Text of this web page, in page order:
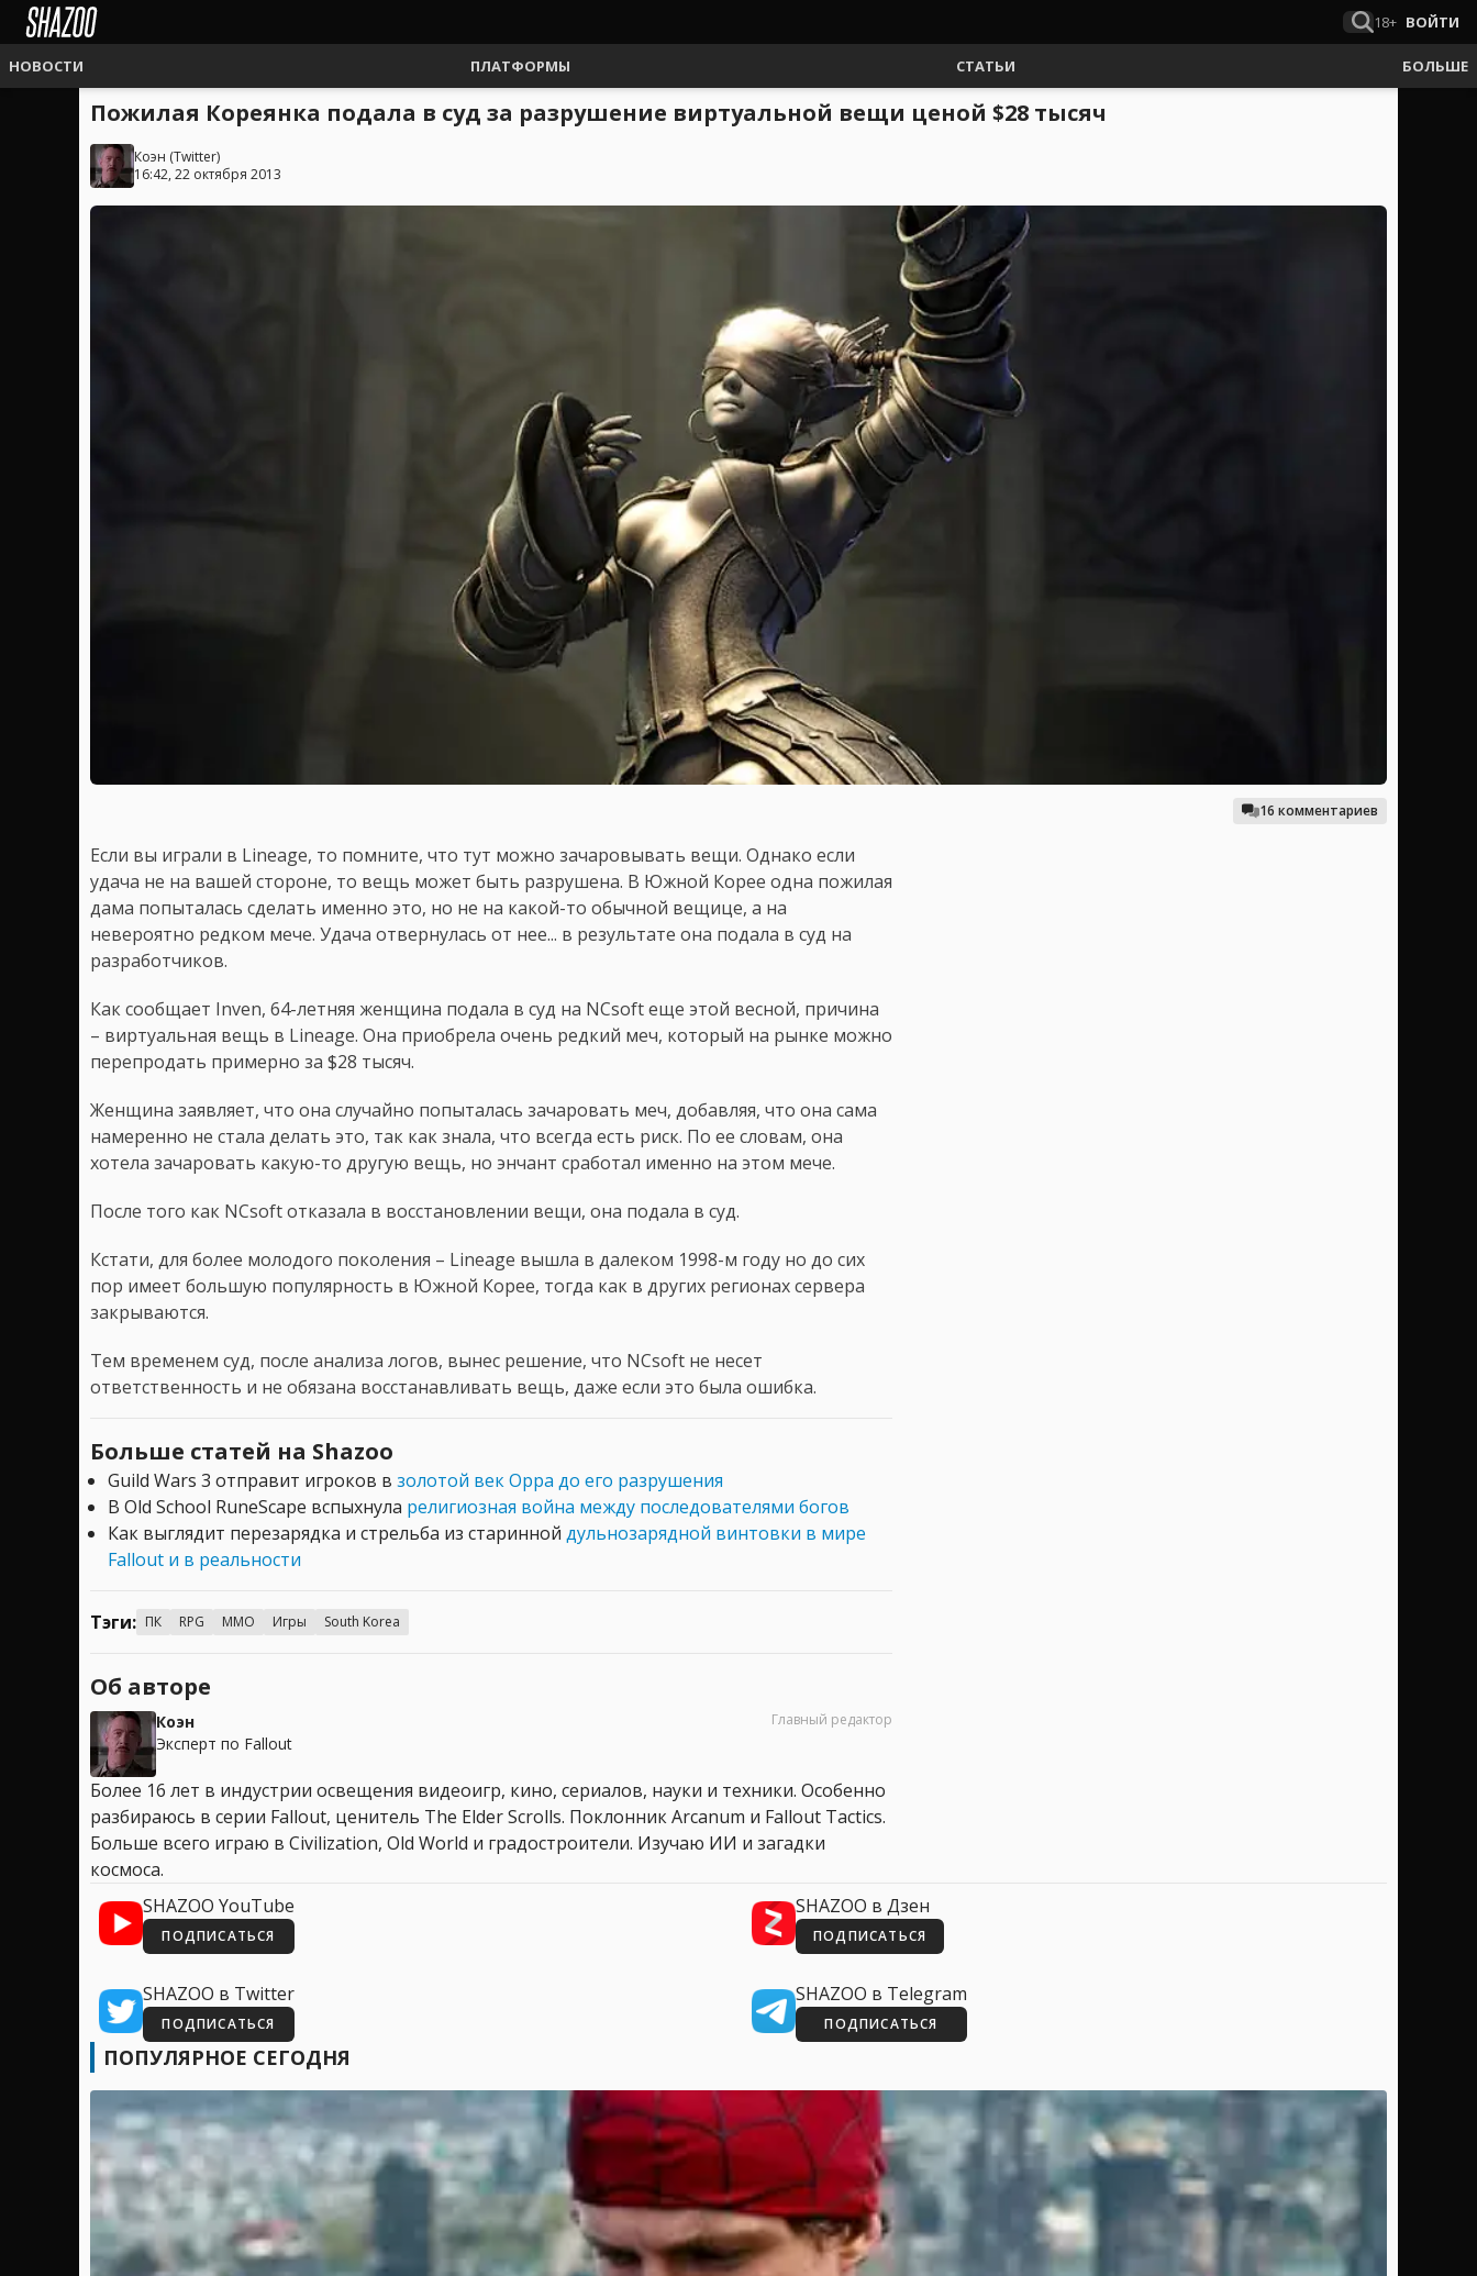
18+ ВОЙТИ
НОВОСТИ ПЛАТФОРМЫ СТАТЬИ БОЛЬШЕ
Пожилая Кореянка подала в суд за разрушение виртуальной вещи ценой $28 тысяч
Коэн (Twitter)
16:42, 22 октября 2013
16 комментариев
Если вы играли в Lineаge, то помните, что тут можно зачаровывать вещи. Однако если
удача не на вашей стороне, то вещь может быть разрушена. В Южной Корее одна пожилая
дама попыталась сделать именно это, но не на какой-то обычной вещице, а на
невероятно редком мече. Удача отвернулась от нее... в результате она подала в суд на
разработчиков.
Как сообщает Inven, 64-летняя женщина подала в суд на NCsoft еще этой весной, причина
– виртуальная вещь в Lineage. Она приобрела очень редкий меч, который на рынке можно
перепродать примерно за $28 тысяч.
Женщина заявляет, что она случайно попыталась зачаровать меч, добавляя, что она сама
намеренно не стала делать это, так как знала, что всегда есть риск. По ее словам, она
хотела зачаровать какую-то другую вещь, но энчант сработал именно на этом мече.
После того как NCsoft отказала в восстановлении вещи, она подала в суд.
Кстати, для более молодого поколения – Lineage вышла в далеком 1998-м году но до сих
пор имеет большую популярность в Южной Корее, тогда как в других регионах сервера
закрываются.
Тем временем суд, после анализа логов, вынес решение, что NCsoft не несет
ответственность и не обязана восстанавливать вещь, даже если это была ошибка.
Больше статей на Shazoo
Guild Wars 3 отправит игроков в золотой век Орра до его разрушения
В Old School RuneScape вспыхнула религиозная война между последователями богов
Как выглядит перезарядка и стрельба из старинной дульнозарядной винтовки в мире
Fallout и в реальности
Тэги: ПК RPG MMO Игры South Korea
Об авторе
Коэн
Эксперт по Fallout
Главный редактор
Более 16 лет в индустрии освещения видеоигр, кино, сериалов, науки и техники. Особенно
разбираюсь в серии Fallout, ценитель The Elder Scrolls. Поклонник Arcanum и Fallout Tactics.
Больше всего играю в Civilization, Old World и градостроители. Изучаю ИИ и загадки
космоса.
SHAZOO YouTube
ПОДПИСАТЬСЯ
SHAZOO в Дзен
ПОДПИСАТЬСЯ
SHAZOO в Twitter
ПОДПИСАТЬСЯ
SHAZOO в Telegram
ПОДПИСАТЬСЯ
ПОПУЛЯРНОЕ СЕГОДНЯ